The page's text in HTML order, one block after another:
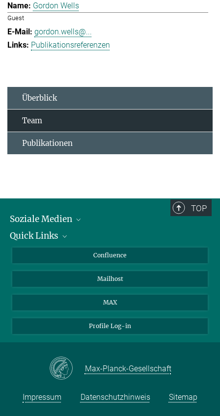
Gordon Wells
Guest
gordon.wells@...
Publikationsreferenzen
Überblick
Team
Publikationen
TOP
Soziale Medien
LinkedIn
YouTube
Quick Links
Für Journalisten und Journalistinnen
Über Tiere in der Forschung
Ihr Weg zu uns
Confluence
Mailhost
MAX
Profile Log-in
Max-Planck-Gesellschaft
Impressum Datenschutzhinweis Sitemap